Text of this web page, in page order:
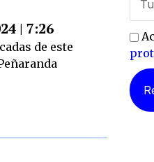
| 7:26
de este